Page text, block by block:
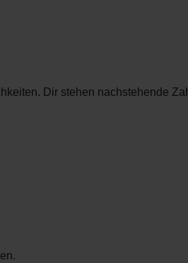
Dir stehen nachstehende